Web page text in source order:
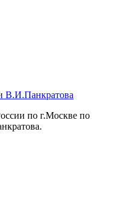
В.И.Панкратова
по г.Москве по